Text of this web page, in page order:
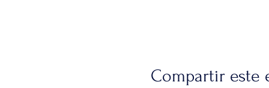
Compartir este